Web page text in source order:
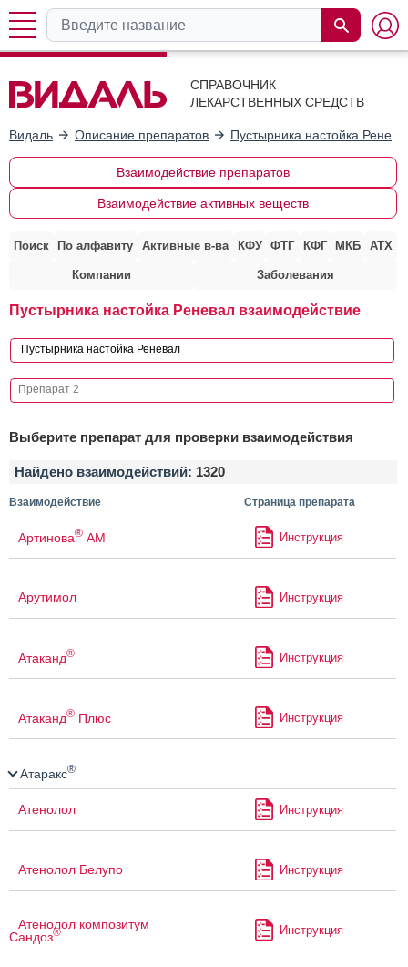
СПРАВОЧНИК
ЛЕКАРСТВЕННЫХ СРЕДСТВ
Видаль Описание препаратов Пустырника настойка
Взаимодействие препаратов
Взаимодействие активных веществ
Поиск По алфавиту Активные в-ва КФУ ФТГ КФГ МКБ АТХ
Компании Заболевания
Пустырника настойка Реневал взаимодействие
Выберите препарат для проверки взаимодействия
Найдено взаимодействий: 1320
Взаимодействие Страница препарата
Артинова® АМ Инструкция
Арутимол Инструкция
Атаканд® Инструкция
Атаканд® Плюс Инструкция
Атаракс®
Атенолол Инструкция
Атенолол Белупо Инструкция
Атенолол композитум
Сандоз® Инструкция